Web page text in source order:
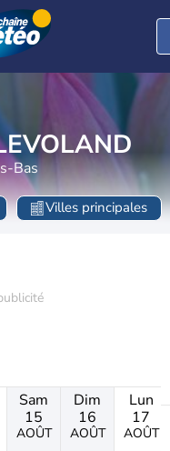
Bas
Villes principales
Sam
15
AOÛT
Dim
16
AOÛT
Lun
17
AOÛT